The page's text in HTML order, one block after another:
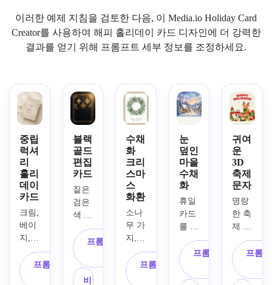
이러한 예제 지침을 검토한 다음, 이 Media.io Holiday Card
Creator를 사용하여 해피 홀리데이 카드 디자인에 더 강력한
결과를 얻기 위해 프롬프트 세부 정보를 조정하세요.
중립
럭셔
리
홀리
데이
카드
크림,
베이
지,
부드
러운
골드
프롬프트 복
블랙
골드
편집
카드
짙은
검은
색 배
금박
에서
영감
을 받
프롬프트 복
비
수채
화
크리
스마
스
화환
소나
무 가
지,
유칼
립투
스,
프롬프트 복
눈
덮인
마을
수채
화
휴일
카드
를 위
한 아
늑한
수채
화 겨
프롬프트 복
귀여
운
3D
축제
문자
명랑
한 축
제 캐
릭터,
둥근
장난
감 같
프롬